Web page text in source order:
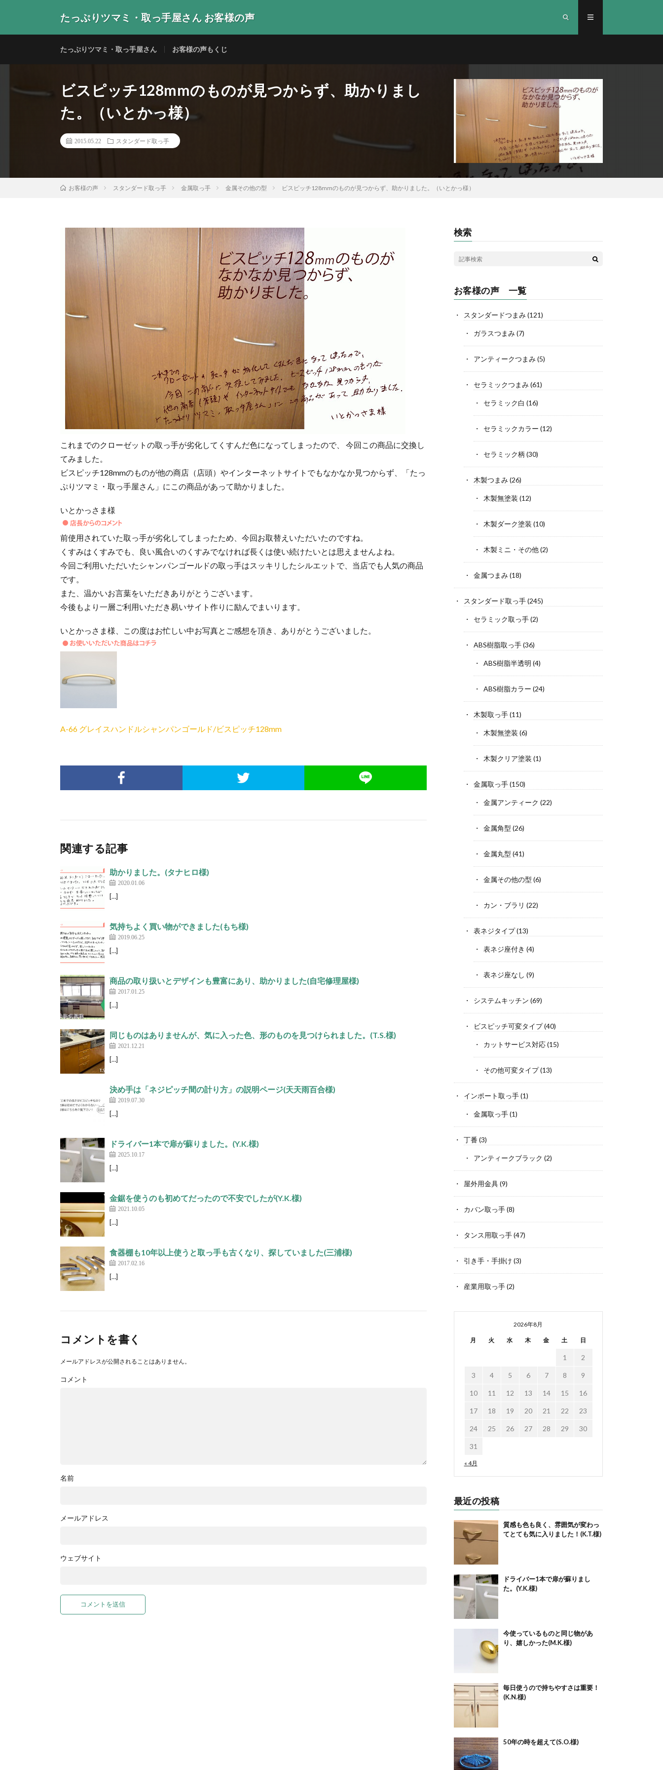
たっぷりツマミ・取っ手屋さん お客様の声
たっぷりツマミ・取っ手屋さん お客様の声もくじ
ビスピッチ128mmのものが見つからず、助かりまし
た。（いとかっ様）
2015.05.22 スタンダード取っ手
お客様の声 スタンダード取っ手 金属取っ手 金属その他の型 ビスピッチ128mmのものが見つからず、助かりました。（いとかっ様）
これまでのクローゼットの取っ手が劣化してくすんだ色になってしまったので、 今回この商品に交換し
てみました。
ビスピッチ128mmのものが他の商店（店頭）やインターネットサイトでもなかなか見つからず、「たっ
ぷりツマミ・取っ手屋さん」にこの商品があって助かりました。
いとかっさま様
前使用されていた取っ手が劣化してしまったため、今回お取替えいただいたのですね。
くすみはくすみでも、良い風合いのくすみでなければ長くは使い続けたいとは思えませんよね。
今回ご利用いただいたシャンパンゴールドの取っ手はスッキリしたシルエットで、当店でも人気の商品
です。
また、温かいお言葉をいただきありがとうございます。
今後もより一層ご利用いただき易いサイト作りに励んでまいります。
いとかっさま様、この度はお忙しい中お写真とご感想を頂き、ありがとうございました。
A-66 グレイスハンドルシャンパンゴールド/ビスピッチ128mm
関連する記事
助かりました。(タナヒロ様)
2020.01.06
[…]
気持ちよく買い物ができました(もち様)
2019.06.25
[…]
商品の取り扱いとデザインも豊富にあり、助かりました(自宅修理屋様)
2017.01.25
[…]
同じものはありませんが、気に入った色、形のものを見つけられました。(T.S.様)
2021.12.21
[…]
決め手は「ネジピッチ間の計り方」の説明ページ(天天雨百合様)
2019.07.30
[…]
ドライバー1本で扉が蘇りました。(Y.K.様)
2025.10.17
[…]
金鋸を使うのも初めてだったので不安でしたが(Y.K.様)
2021.10.05
[…]
食器棚も10年以上使うと取っ手も古くなり、探していました(三浦様)
2017.02.16
[…]
コメントを書く
メールアドレスが公開されることはありません。
コメント
名前
メールアドレス
ウェブサイト
検索
お客様の声 一覧
スタンダードつまみ (121)
ガラスつまみ (7)
アンティークつまみ (5)
セラミックつまみ (61)
セラミック白 (16)
セラミックカラー (12)
セラミック柄 (30)
木製つまみ (26)
木製無塗装 (12)
木製ダーク塗装 (10)
木製ミニ・その他(2)
金属つまみ (18)
スタンダード取っ手(245)
セラミック取っ手(2)
ABS樹脂取っ手(36)
ABS樹脂半透明 (4)
ABS樹脂カラー (24)
木製取っ手(11)
木製無塗装 (6)
木製クリア塗装 (1)
金属取っ手(150)
金属アンティーク (22)
金属角型 (26)
金属丸型 (41)
金属その他の型 (6)
カン・ブラリ (22)
表ネジタイプ(13)
表ネジ座付き (4)
表ネジ座なし (9)
システムキッチン (69)
ビスピッチ可変タイプ(40)
カットサービス対応(15)
その他可変タイプ(13)
インポート取っ手(1)
金属取っ手(1)
丁番 (3)
アンティークブラック (2)
屋外用金具(9)
カバン取っ手(8)
タンス用取っ手(47)
引き手・手掛け (3)
産業用取っ手(2)
2026年8月
月 火 水 木 金 土 日
« 4月
1 2
3 4 5 6 7 8 9
10 11 12 13 14 15 16
17 18 19 20 21 22 23
24 25 26 27 28 29 30
31
最近の投稿
質感も色も良く、雰囲気が変わっ
てとても気に入りました！(K.T.様)
ドライバー1本で扉が蘇りまし
た。(Y.K.様)
今使っているものと同じ物があ
り、嬉しかった(M.K.様)
毎日使うので持ちやすさは重要！
(K.N.様)
50年の時を超えて(S.O.様)